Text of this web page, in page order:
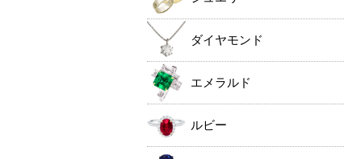
ダイヤモンド
エメラルド
ルビー